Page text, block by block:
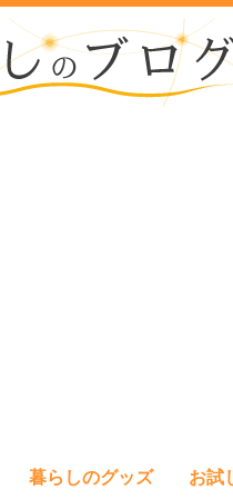
暮らしのグッズ お試